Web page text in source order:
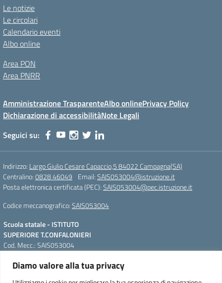
Diamo valore alla tua privacy
Le notizie
Le circolari
Calendario eventi
Albo online
Area PON
Area PNRR
Amministrazione TrasparenteAlbo onlinePrivacy Policy
Dichiarazione di accessibilitàNote Legali
Seguici su:
Indirizzo: Largo Giulio Cesare Capaccio,5 84022 Campagna(SA)
Centralino:0828 46049 Email:SAIS053004@istruzione.it
Posta elettronica certificata (PEC):SAIS053004@pec.istruzione.it
Codice meccanografico:SAIS053004
Scuola statale - ISTITUTO
SUPERIORE T.CONFALONIERI
Cod. Mecc.: SAIS053004
84022 Campagna(SA)